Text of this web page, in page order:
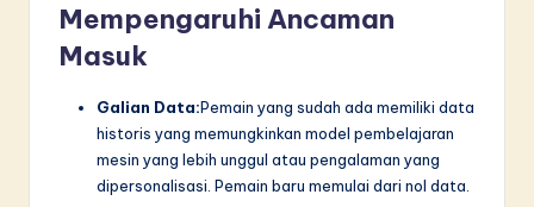
Mempengaruhi Ancaman
Masuk
Galian Data:Pemain yang sudah ada memiliki data
historis yang memungkinkan model pembelajaran
mesin yang lebih unggul atau pengalaman yang
dipersonalisasi. Pemain baru memulai dari nol data.